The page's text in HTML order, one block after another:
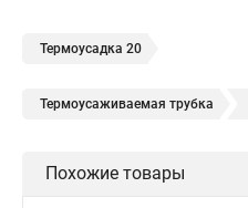
Термоусадка 20
Термоусаживаемая трубка
Термоусадочная трубка
Похожие товары